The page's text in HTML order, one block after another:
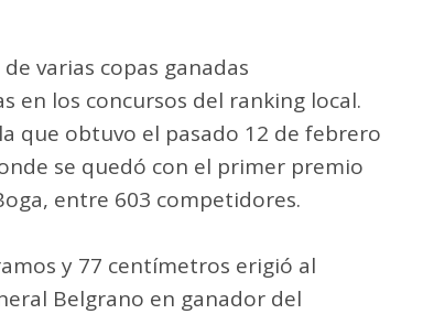
varias copas ganadas
en los concursos del ranking local.
que obtuvo el pasado 12 de febrero
se quedó con el primer premio
entre 603 competidores.
y 77 centímetros erigió al
Belgrano en ganador del